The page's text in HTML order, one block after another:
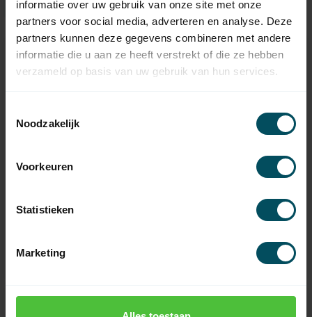
informatie over uw gebruik van onze site met onze
partners voor social media, adverteren en analyse. Deze
partners kunnen deze gegevens combineren met andere
informatie die u aan ze heeft verstrekt of die ze hebben
verzameld op basis van uw gebruik van hun services.
Noodzakelijk
Voorkeuren
Statistieken
Marketing
RolMotion/D+ M SH
buismotor
134,95
RolMotion/D+ M-868